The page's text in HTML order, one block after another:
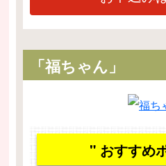
「福ちゃん」
" おすすめ